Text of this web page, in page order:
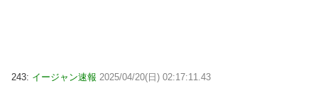
243: イージャン速報 2025/04/20(日) 02:17:11.43